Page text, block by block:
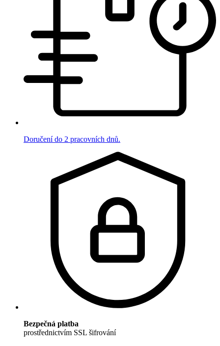
Doručení do 2 pracovních dnů.
Bezpečná platba
prostřednictvím SSL šifrování